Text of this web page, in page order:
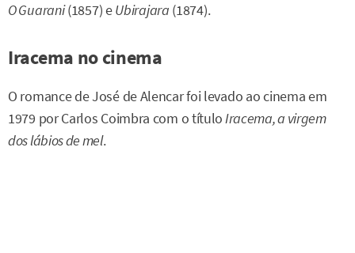
O Guarani(1857) eUbirajara (1874).
Iracema no cinema
O romance de José de Alencar foi levado ao cinema em
1979 por Carlos Coimbra com o títuloIracema, a virgem
dos lábios de mel.